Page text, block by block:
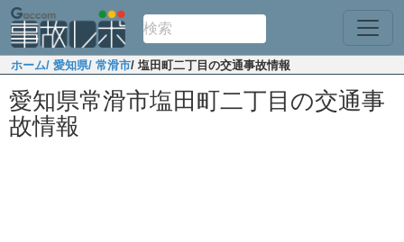
ホーム/ 愛知県/ 常滑市/ 塩田町二丁目の交通事故情報
愛知県常滑市塩田町二丁目の交通事
故情報